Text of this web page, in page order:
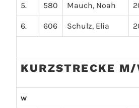
5. 580 Mauch, Noah
6. 606 Schulz, Elia
KURZSTRECKE M/
w